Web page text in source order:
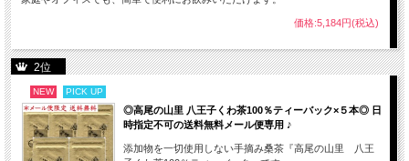
☆ 織物の街 八王子にこだわり、八王子産100％の桑の葉を使用しております。
価格:5,184円(税込)
2位
NEW PICK UP
◎高尾の山里 八王子くわ茶100％ティーバック×５本◎ 日
時指定不可の送料無料メール便専用 ♪
添加物を一切使用しない手摘み桑茶『高尾の山里 八王